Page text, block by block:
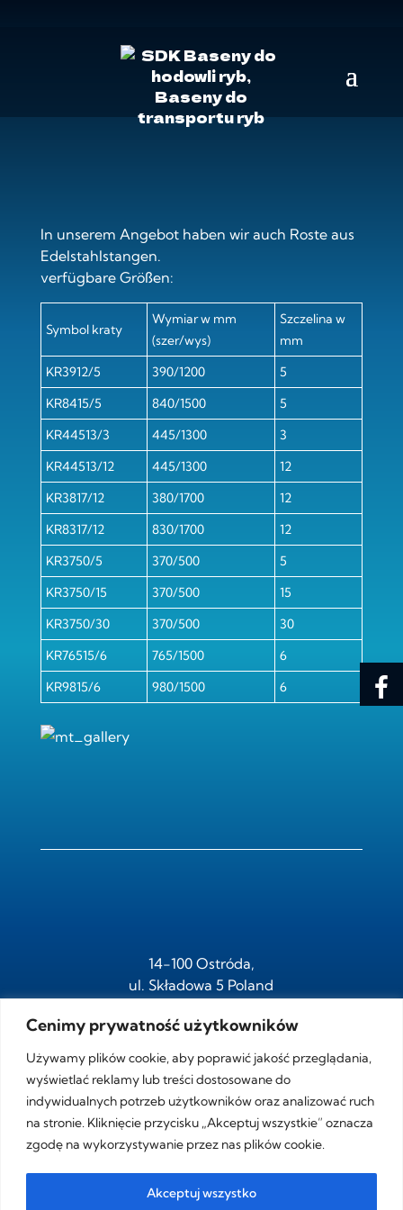
Cenimy prywatność użytkowników
Używamy plików cookie, aby poprawić jakość przeglądania,
wyświetlać reklamy lub treści dostosowane do
indywidualnych potrzeb użytkowników oraz analizować ruch
na stronie. Kliknięcie przycisku „Akceptuj wszystkie” oznacza
zgodę na wykorzystywanie przez nas plików cookie.
Akceptuj wszystko
Angebot»Edelstahl-Gitter
EDELSTAHL-GITTER
In unserem Angebot haben wir auch Roste aus
Edelstahlstangen.
verfügbare Größen:
Symbol kraty
Wymiar w mm
(szer/wys)
Szczelina w
mm
KR3912/5
390/1200
5
KR8415/5
840/1500
5
KR44513/3
445/1300
3
KR44513/12
445/1300
12
KR3817/12
380/1700
12
KR8317/12
830/1700
12
KR3750/5
370/500
5
KR3750/15
370/500
15
KR3750/30
370/500
30
KR76515/6
765/1500
6
KR9815/6
980/1500 6
14-100 Ostróda,
ul. Składowa 5 Poland
tel. + 48 /89/ 646 05 95
fax.+ 48 /89/ 646 05 97
e-mail:sdk@sdk.com.pl